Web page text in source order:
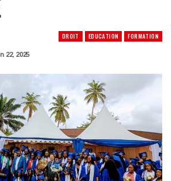
DROIT EDUCATION FORMATION
22, 2025